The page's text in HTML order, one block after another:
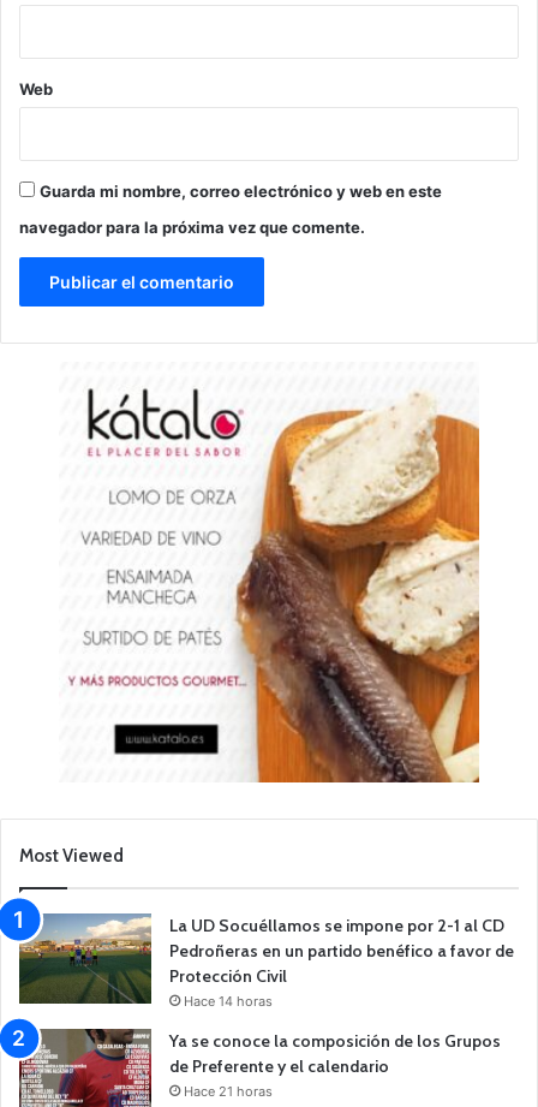
Web
Guarda mi nombre, correo electrónico y web en este
navegador para la próxima vez que comente.
Most Viewed
La UD Socuéllamos se impone por 2-1 al CD
Pedroñeras en un partido benéfico a favor de
Protección Civil
Hace 14 horas
Ya se conoce la composición de los Grupos
de Preferente y el calendario
Hace 21 horas